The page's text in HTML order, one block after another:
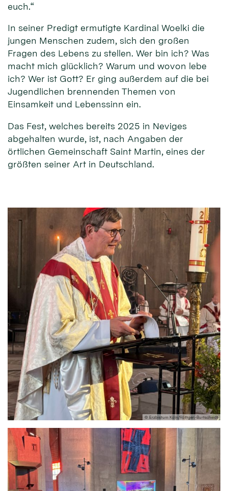
euch.“
In seiner Predigt ermutigte Kardinal Woelki die
jungen Menschen zudem, sich den großen
Fragen des Lebens zu stellen. Wer bin ich? Was
macht mich glücklich? Warum und wovon lebe
ich? Wer ist Gott? Er ging außerdem auf die bei
Jugendlichen brennenden Themen von
Einsamkeit und Lebenssinn ein.
Das Fest, welches bereits 2025 in Neviges
abgehalten wurde, ist, nach Angaben der
örtlichen Gemeinschaft Saint Martin, eines der
größten seiner Art in Deutschland.
© Erzbistum Köln/Röttgen-Burtscheidt